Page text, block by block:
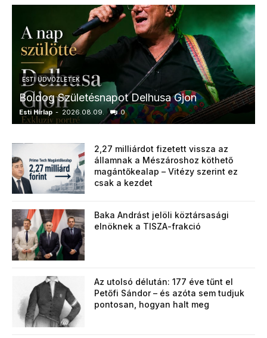
ESTI ÜDVÖZLETEK
Boldog Születésnapot Delhusa Gjon
Esti Hírlap - 2026.08.09. 0
2,27 milliárdot fizetett vissza az
államnak a Mészároshoz köthető
magántőkealap – Vitézy szerint ez
csak a kezdet
Baka Andrást jelöli köztársasági
elnöknek a TISZA-frakció
Az utolsó délután: 177 éve tűnt el
Petőfi Sándor – és azóta sem tudjuk
pontosan, hogyan halt meg